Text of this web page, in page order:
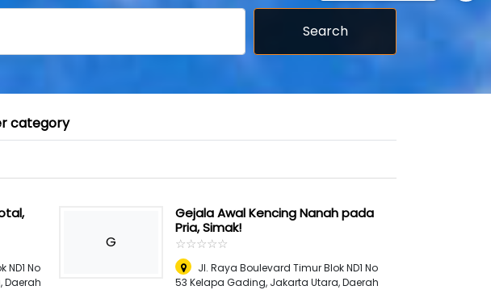
Search
category
ND1 No
Daerah
G
Gejala Awal Kencing Nanah pada
Pria, Simak!
☆☆☆☆☆
★★★★★
Jl. Raya Boulevard Timur Blok ND1 No
53 Kelapa Gading, Jakarta Utara, Daerah